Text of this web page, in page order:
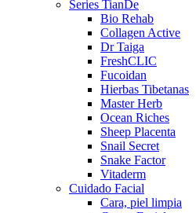
Series TianDe
Bio Rehab
Collagen Active
Dr Taiga
FreshCLIC
Fucoidan
Hierbas Tibetanas
Master Herb
Ocean Riches
Sheep Placenta
Snail Secret
Snake Factor
Vitaderm
Cuidado Facial
Cara, piel limpia